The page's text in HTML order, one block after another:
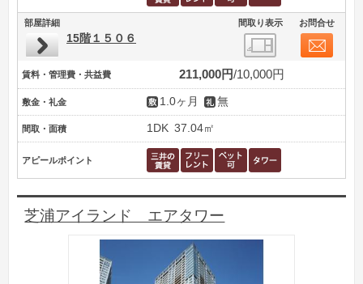
部屋詳細 間取り表示 お問合せ
15階１５０６
賃料・管理費・共益費 211,000円 10,000円
敷金・礼金 1.0ヶ月 無
間取・面積 1DK 37.04㎡
アピールポイント
芝浦アイランド エアタワー